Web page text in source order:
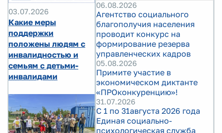
03.07.2026
Какие меры
поддержки
положены людям с
инвалидностью и
семьям с детьми-
инвалидами
06.08.2026
Агентство социального
благополучия населения
проводит конкурс на
формирование резерва
управленческих кадров
05.08.2026
Примите участие в
экономическом диктанте
«ПРОконкуренцию»!
31.07.2026
С 1 по 31августа 2026 года
Единая социально-
психологическая служба